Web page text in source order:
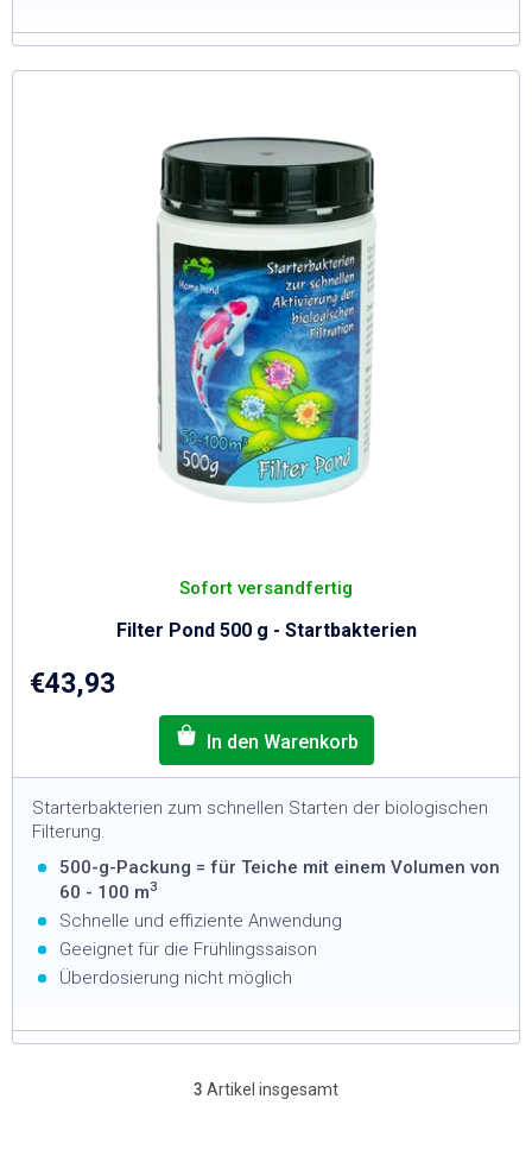
Filter Pond 500 g - Startbakterien
Sofort versandfertig
€43,93
Starterbakterien zum schnellen Starten der biologischen
Filterung.
500-g-Packung = für Teiche mit einem Volumen von
60 - 100 m3
Schnelle und effiziente Anwendung
Geeignet für die Frühlingssaison
Überdosierung nicht möglich
S
3 Artikel insgesamt